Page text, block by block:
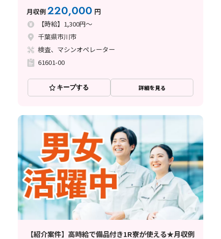
月収例220,000 円
【時給】1,300円～
千葉県市川市
検査、マシンオペレーター
61601-00
キープする 詳細を見る
【紹介案件】高時給で備品付き1R寮が使える★月収例